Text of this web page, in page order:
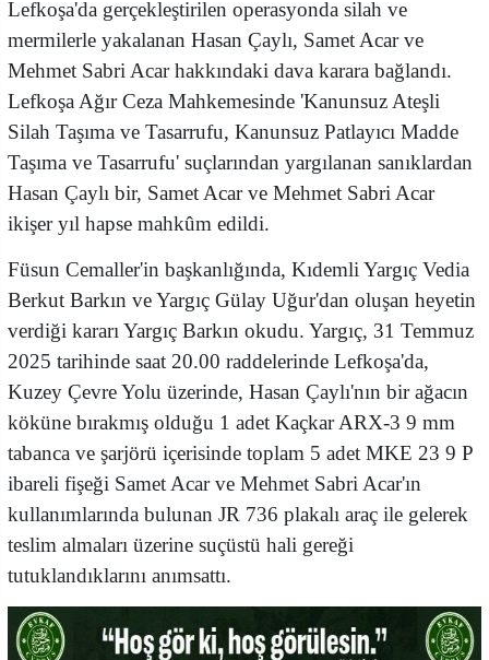
Lefkoşa'da gerçekleştirilen operasyonda silah ve
mermilerle yakalanan Hasan Çaylı, Samet Acar ve
Mehmet Sabri Acar hakkındaki dava karara bağlandı.
Lefkoşa Ağır Ceza Mahkemesinde 'Kanunsuz Ateşli
Silah Taşıma ve Tasarrufu, Kanunsuz Patlayıcı Madde
Taşıma ve Tasarrufu' suçlarından yargılanan sanıklardan
Hasan Çaylı bir, Samet Acar ve Mehmet Sabri Acar
ikişer yıl hapse mahkûm edildi.
Füsun Cemaller'in başkanlığında, Kıdemli Yargıç Vedia
Berkut Barkın ve Yargıç Gülay Uğur'dan oluşan heyetin
verdiği kararı Yargıç Barkın okudu. Yargıç, 31 Temmuz
2025 tarihinde saat 20.00 raddelerinde Lefkoşa'da,
Kuzey Çevre Yolu üzerinde, Hasan Çaylı'nın bir ağacın
köküne bırakmış olduğu 1 adet Kaçkar ARX-3 9 mm
tabanca ve şarjörü içerisinde toplam 5 adet MKE 23 9 P
ibareli fişeği Samet Acar ve Mehmet Sabri Acar'ın
kullanımlarında bulunan JR 736 plakalı araç ile gelerek
teslim almaları üzerine suçüstü hali gereği
tutuklandıklarını anımsattı.